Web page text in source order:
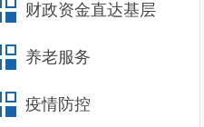
财政资金直达基层
养老服务
疫情防控